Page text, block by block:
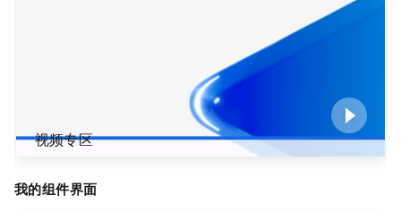
视频专区
我的组件界面